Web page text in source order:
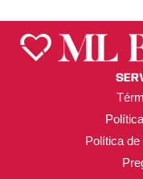
Política